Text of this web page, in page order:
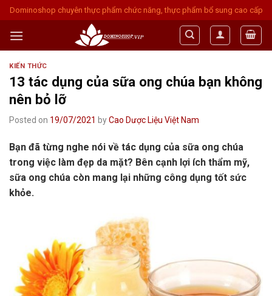
Skip
to
content
Dominoshop chuyên thực phẩm chức năng, thực phẩm bổ sung cao cấp
KIẾN THỨC
13 tác dụng của sữa ong chúa bạn không
nên bỏ lỡ
Posted on 19/07/2021 byCao Dược Liệu Việt Nam
Bạn đã từng nghe nói về tác dụng của sữa ong chúa
trong việc làm đẹp da mặt? Bên cạnh lợi ích thẩm mỹ,
sữa ong chúa còn mang lại những công dụng tốt sức
khỏe.